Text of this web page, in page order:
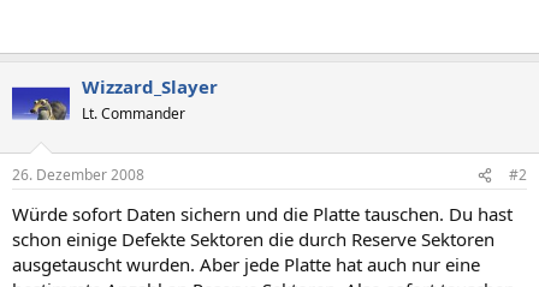
Wizzard_Slayer
Lt. Commander
26. Dezember 2008 #2
Würde sofort Daten sichern und die Platte tauschen. Du hast
schon einige Defekte Sektoren die durch Reserve Sektoren
ausgetauscht wurden. Aber jede Platte hat auch nur eine